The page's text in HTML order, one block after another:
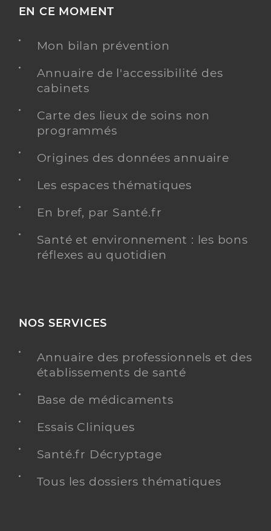
EN CE MOMENT
Mon bilan prévention
Annuaire de l'accessibilité des
cabinets
Carte des lieux de soins non
programmés
Origines des données annuaire
Les espaces thématiques
En bref, par Santé.fr
Santé et environnement : les bons
réflexes au quotidien
NOS SERVICES
Annuaire des professionnels et des
établissements de santé
Base de médicaments
Essais Cliniques
Santé.fr Décryptage
Tous les dossiers thématiques